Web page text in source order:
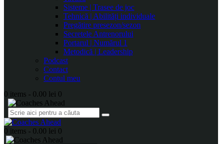
Sisteme | Trasee de joc
Tehnică | Abilități individuale
Pregătire presezon/sezon
Secretele Antrenorului
Portarul | Numărul 1
Metodică | Leadership
Podcast
Contact
Contul meu
0 items - 0.00 lei 0
0 items - 0.00 lei 0